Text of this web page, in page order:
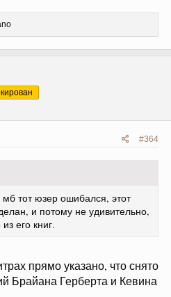
#364
мб тот юзер ошибался, этот
и потому не удивительно,
его книг.
прямо указано, что снято
Брайана Герберта и Кевина